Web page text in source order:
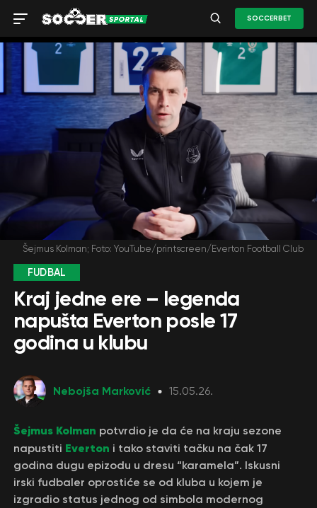
SOCCERBET
Šejmus Kolman; Foto: YouTube/printscreen/Everton Football Club
FUDBAL
Kraj jedne ere – legenda
napušta Everton posle 17
godina u klubu
Nebojša Marković 15.05.26.
Šejmus Kolman potvrdio je da će na kraju sezone
napustiti Everton i tako staviti tačku na čak 17
godina dugu epizodu u dresu “karamela”. Iskusni
irski fudbaler oprostiće se od kluba u kojem je
izgradio status jednog od simbola modernog